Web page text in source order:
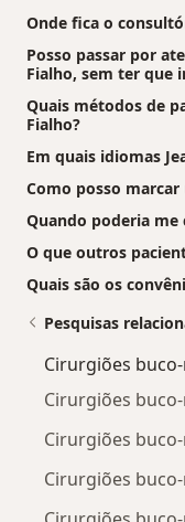
Onde fica o
Posso passar por
Fialho, sem ter que
Quais métodos de
Fialho?
Em quais idiomas
Como posso marcar
Quando poderia me
O que outros
Quais são os
Pesquisas
Cirurgiões
Cirurgiões
Cirurgiões
Cirurgiões